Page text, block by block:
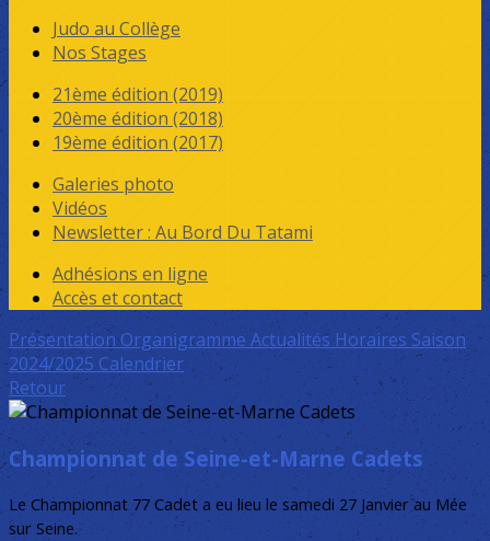
Judo au Collège
Nos Stages
21ème édition (2019)
20ème édition (2018)
19ème édition (2017)
Galeries photo
Vidéos
Newsletter : Au Bord Du Tatami
Adhésions en ligne
Accès et contact
PrésentationOrganigrammeActualités Horaires Saison
2024/2025 Calendrier
Retour
Championnat de Seine-et-Marne Cadets
Le Championnat 77 Cadet a eu lieu le samedi 27 Janvier au Mée
sur Seine.